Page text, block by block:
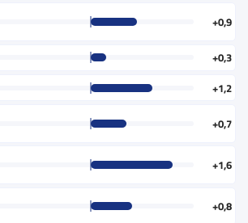
+0,9
+0,3
+1,2
+0,7
+1,6
+0,8